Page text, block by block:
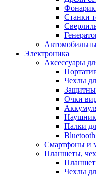
Станки
Электроника
Аксессуары
Чехлы
Очки
Палки
Смартфоны и
Планшеты,
Чехлы